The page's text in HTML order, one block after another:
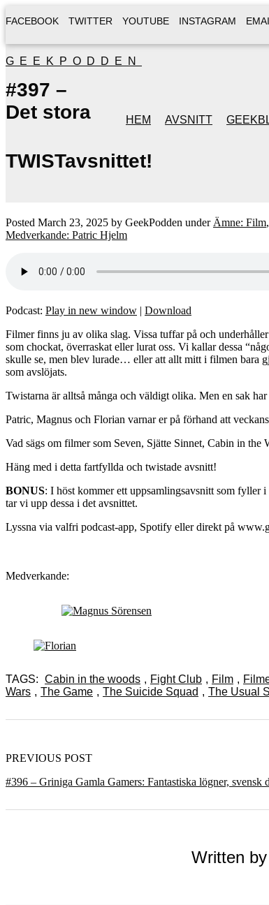
FACEBOOK TWITTER YOUTUBE INSTAGRAM
GEEKPODDEN
HEM AVSNITT
#397 –
Det stora
TWISTavsnittet!
Posted March 23, 2025 by GeekPodden under Ämne: Film,
Medverkande: Patric Hjelm
Podcast: Play in new window | Download
Filmer finns ju av olika slag. Vissa tuffar på och
som chockat, överraskat eller lurat oss. Vi kallar dessa
skulle se, men blev lurade… eller att allt mitt i filmen bara
som avslöjats.
Twistarna är alltså många och väldigt olika. Men en sak
Patric, Magnus och Florian varnar er på förhand att
Vad sägs om filmer som Seven, Sjätte Sinnet, Cabin in
Häng med i detta fartfyllda och twistade avsnitt!
BONUS: I höst kommer ett uppsamlingsavsnitt som fyller
tar vi upp dessa i det avsnittet.
Lyssna via valfri podcast-app, Spotify eller direkt på
Medverkande:
TAGS: Cabin in the woods , Fight Club , Film ,
Wars , The Game , The Suicide Squad , The Usual
PREVIOUS POST
#396 – Griniga Gamla Gamers: Fantastiska lögner,
Written by